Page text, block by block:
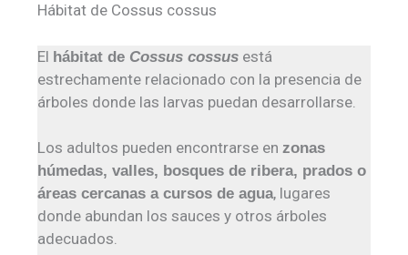
Hábitat de Cossus cossus
El hábitat de Cossus cossus está
estrechamente relacionado con la presencia de
árboles donde las larvas puedan desarrollarse.
Los adultos pueden encontrarse enzonas
húmedas, valles, bosques de ribera, prados o
áreas cercanas a cursos de agua, lugares
donde abundan los sauces y otros árboles
adecuados.